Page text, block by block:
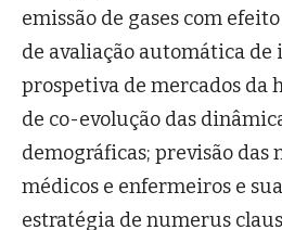
emissão de gases com
de avaliação automática de
prospetiva de mercados da
de co-evolução das
demográficas; previsão das
médicos e enfermeiros e
estratégia de numerus